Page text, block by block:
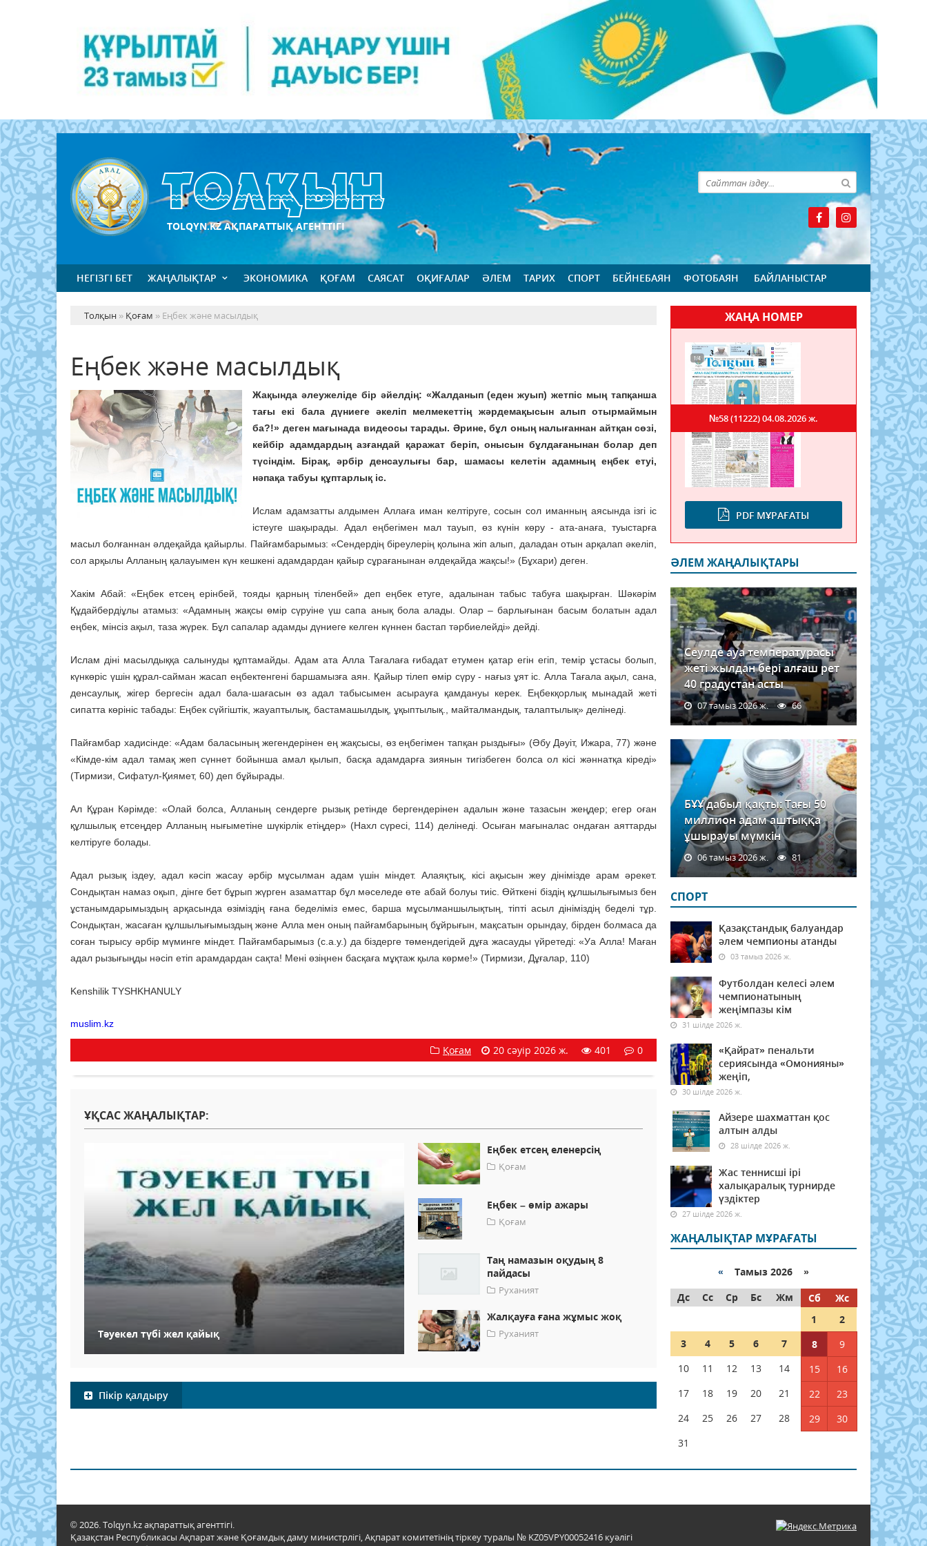
TOLQYN.KZ АҚПАРАТТЫҚ АГЕНТТІГІ
НЕГІЗГІ БЕТ ЖАҢАЛЫҚТАР ЭКОНОМИКА ҚОҒАМ САЯСАТ ОҚИҒАЛАР ӘЛЕМ ТАРИХ СПОРТ БЕЙНЕБАЯН ФОТОБАЯН БАЙЛАНЫСТАР
Толқын » Қоғам » Еңбек және масылдық
Еңбек және масылдық
Жақында әлеужеліде бір әйелдің: «Жалданып (еден жуып) жетпіс мың тапқанша
тағы екі бала дүниеге әкеліп мелмекеттің жәрдемақысын алып отырмаймын
ба?!» деген мағынада видеосы тарады. Әрине, бұл оның налығаннан айтқан сөзі,
кейбір адамдардың азғандай қаражат беріп, онысын бұлдағанынан болар деп
түсіндім. Бірақ, әрбір денсаулығы бар, шамасы келетін адамның еңбек етуі,
нәпақа табуы құптарлық іс.
Ислам адамзатты алдымен Аллаға иман келтіруге, сосын сол иманның аясында ізгі іс
істеуге шақырады. Адал еңбегімен мал тауып, өз күнін көру - ата-анаға, туыстарға
масыл болғаннан әлдеқайда қайырлы. Пайғамбарымыз: «Сендердің біреулерің қолына жіп алып, даладан отын арқалап әкеліп,
сол арқылы Алланың қалауымен күн кешкені адамдардан қайыр сұрағанынан әлдеқайда жақсы!» (Бұхари) деген.
Хакім Абай: «Еңбек етсең ерінбей, тояды қарның тіленбей» деп еңбек етуге, адалынан табыс табуға шақырған. Шәкәрім
Құдайбердіұлы атамыз: «Адамның жақсы өмір сүруіне үш сапа анық бола алады. Олар – барлығынан басым болатын адал
еңбек, мінсіз ақыл, таза жүрек. Бұл сапалар адамды дүниеге келген күннен бастап тәрбиелейді» дейді.
Ислам діні масылдыққа салынуды құптамайды. Адам ата Алла Тағалаға ғибадат етумен қатар егін егіп, темір ұстасы болып,
күнкөріс үшін құрал-сайман жасап еңбектенгені баршамызға аян. Қайыр тілеп өмір сүру - нағыз ұят іс. Алла Тағала ақыл, сана,
денсаулық, жігер бергесін адал бала-шағасын өз адал табысымен асырауға қамдануы керек. Еңбекқорлық мынадай жеті
сипатта көрініс табады: Еңбек сүйгіштік, жауаптылық, бастамашылдық, ұқыптылық., майталмандық, талаптылық» делінеді.
Пайғамбар хадисінде: «Адам баласының жегендерінен ең жақсысы, өз еңбегімен тапқан рыздығы» (Әбу Дәуіт, Ижара, 77) және
«Кімде-кім адал тамақ жеп сүннет бойынша амал қылып, басқа адамдарға зиянын тигізбеген болса ол кісі жәннатқа кіреді»
(Тирмизи, Сифатул-Қиямет, 60) деп бұйырады.
Ал Құран Кәрімде: «Олай болса, Алланың сендерге рызық ретінде бергендерінен адалын және тазасын жеңдер; егер оған
құлшылық етсеңдер Алланың нығыметіне шүкірлік етіңдер» (Нахл сүресі, 114) делінеді. Осыған мағыналас ондаған аяттарды
келтіруге болады.
Адал рызық іздеу, адал кәсіп жасау әрбір мұсылман адам үшін міндет. Алаяқтық, кісі ақысын жеу дінімізде арам әрекет.
Сондықтан намаз оқып, дінге бет бұрып жүрген азаматтар бұл мәселеде өте абай болуы тиіс. Өйткені біздің құлшылығымыз бен
ұстанымдарымыздың арқасында өзіміздің ғана беделіміз емес, барша мұсылманшылықтың, тіпті асыл дініміздің беделі тұр.
Сондықтан, жасаған құлшылығымыздың және Алла мен оның пайғамбарының бұйрығын, мақсатын орындау, бірден болмаса да
соған тырысу әрбір мүминге міндет. Пайғамбарымыз (с.а.у.) да біздерге төмендегідей дұға жасауды үйретеді: «Уа Алла! Маған
адал рызығыңды нәсіп етіп арамдардан сақта! Мені өзіңнен басқаға мұқтаж қыла көрме!» (Тирмизи, Дұғалар, 110)
Kenshilik TYSHKHANULY
muslim.kz
Қоғам 20 сәуір 2026 ж. 401 0
ҰҚСАС ЖАҢАЛЫҚТАР:
Тәуекел түбі жел қайық
Еңбек етсең еленерсің
Қоғам
Еңбек – өмір ажары
Қоғам
Таң намазын оқудың 8
пайдасы
Руханият
Жалқауға ғана жұмыс жоқ
Руханият
Пікір қалдыру
ЖАҢА НОМЕР
PDF МҰРАҒАТЫ
№58 (11222)04.08.2026 ж.
ӘЛЕМ ЖАҢАЛЫҚТАРЫ
Сеулде ауа температурасы
жеті жылдан бері алғаш рет
40 градустан асты
07 тамыз 2026 ж. 66
БҰҰ дабыл қақты: Тағы 50
миллион адам аштыққа
ұшырауы мүмкін
06 тамыз 2026 ж. 81
СПОРТ
Қазақстандық балуандар
әлем чемпионы атанды
03 тамыз 2026 ж.
Футболдан келесі әлем
чемпионатының
жеңімпазы кім
31 шілде 2026 ж.
«Қайрат» пенальти
сериясында «Омонияны»
жеңіп,
30 шілде 2026 ж.
Айзере шахматтан қос
алтын алды
28 шілде 2026 ж.
Жас теннисші ірі
халықаралық турнирде
үздіктер
27 шілде 2026 ж.
ЖАҢАЛЫҚТАР МҰРАҒАТЫ
« Тамыз 2026 »
Дс
Сс Ср Бс Жм Сб
Жс
1
2
3
4 5 6 7 8
9
10
11 12 13 14 15
16
17
18 19 20 21 22
23
24
25 26 27 28 29
30
31
© 2026. Tolqyn.kz ақпараттық агенттігі.
Қазақстан Республикасы Ақпарат және Қоғамдық даму министрлігі, Ақпарат комитетінің тіркеу туралы № KZ05VPY00052416 куәлігі